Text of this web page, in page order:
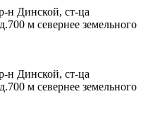
н Динской, ст-ца
м севернее земельного
н Динской, ст-ца
м севернее земельного